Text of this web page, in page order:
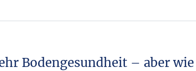
Bodengesundheit – aber wie